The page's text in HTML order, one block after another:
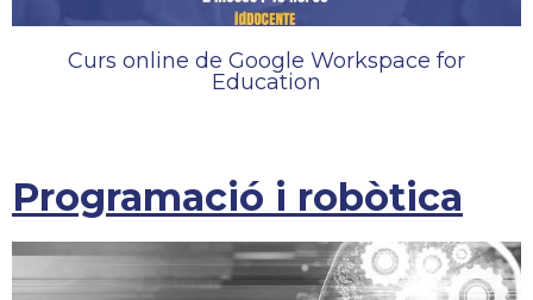
Curs online de Google Workspace for
Education
Programació i robòtica